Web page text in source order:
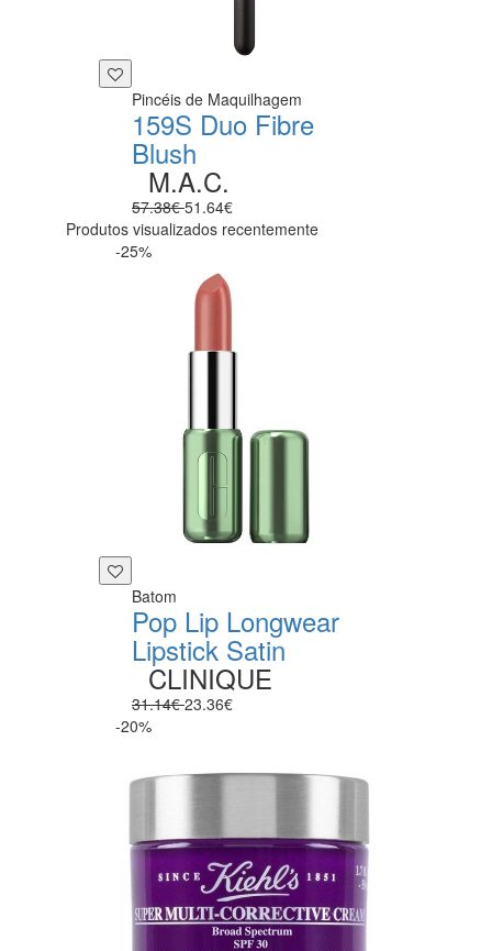
Pincéis de Maquilhagem
159S Duo Fibre
Blush
M.A.C.
57.38€51.64€
Produtos visualizados recentemente
-25%
Batom
Pop Lip Longwear
Lipstick Satin
CLINIQUE
31.14€23.36€
-20%